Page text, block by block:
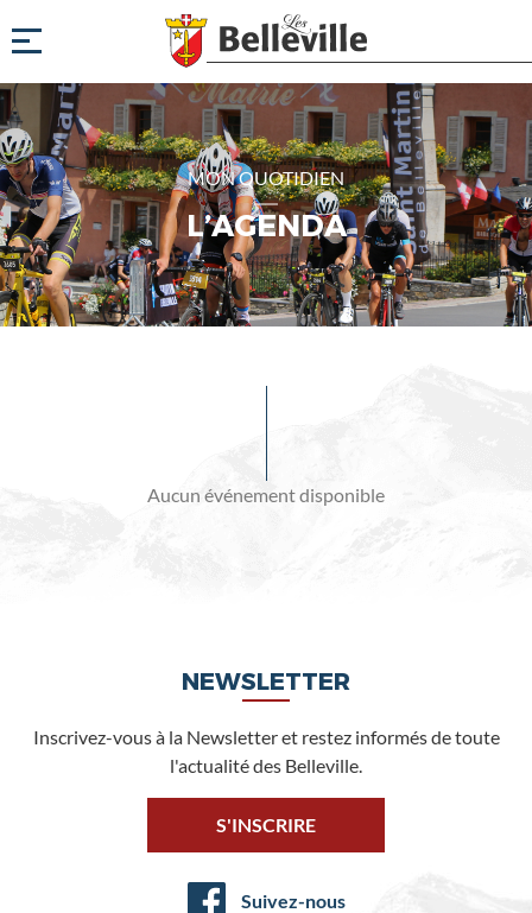
MON QUOTIDIEN
L’AGENDA
Aucun événement disponible
NEWSLETTER
Inscrivez-vous à la Newsletter et restez informés de toute
l'actualité des Belleville.
S'INSCRIRE
Suivez-nous